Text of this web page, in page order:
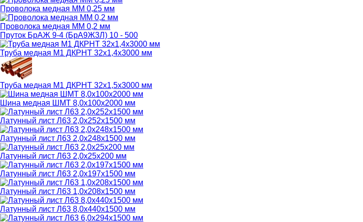
Проволока медная ММ 0,25 мм
Проволока медная ММ 0,2 мм
Пруток БрАЖ 9-4 (БрА9Ж3Л) 10 - 500
Труба медная М1 ДКРНТ 32х1,4х3000 мм
Труба медная М1 ДКРНТ 32х1,5х3000 мм
Шина медная ШМТ 8,0х100х2000 мм
Латунный лист Л63 2,0х252х1500 мм
Латунный лист Л63 2,0х248х1500 мм
Латунный лист Л63 2,0х25х200 мм
Латунный лист Л63 2,0х197х1500 мм
Латунный лист Л63 1,0х208х1500 мм
Латунный лист Л63 8,0х440х1500 мм